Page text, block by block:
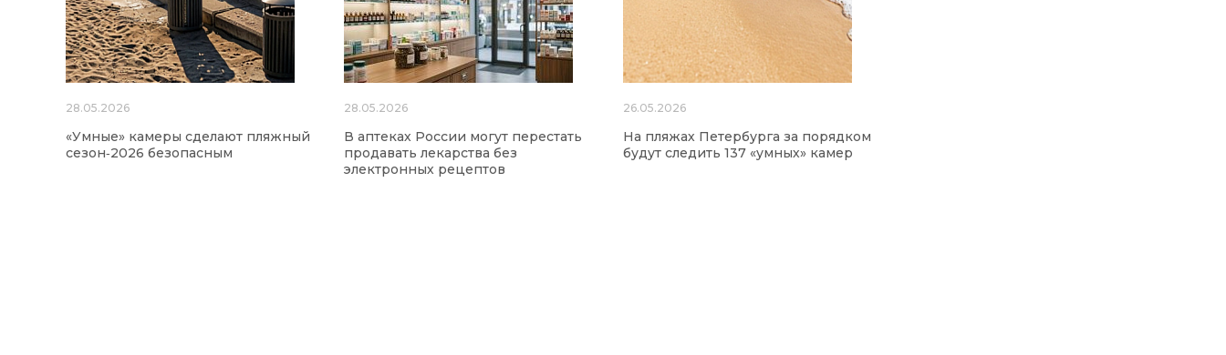
28.05.2026
«Умные» камеры сделают пляжный
сезон‑2026 безопасным
28.05.2026
В аптеках России могут перестать
продавать лекарства без
электронных рецептов
26.05.2026
На пляжах Петербурга за порядком
будут следить 137 «умных» камер